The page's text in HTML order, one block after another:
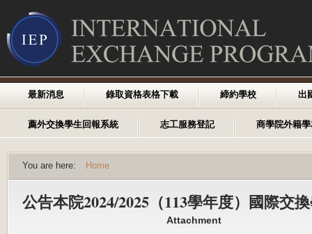
最新消息 錄取資格表格下載 締約學校 出
薦外交換學生回報系統 志工服務登記 商學院外籍
You are here: Home
公告本院2024/2025（113學年度）國際交
Attachment